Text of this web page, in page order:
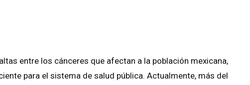
entre los cánceres que afectan a la población mexicana,
para el sistema de salud pública. Actualmente, más del